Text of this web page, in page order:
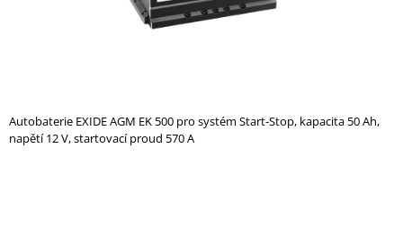
Autobaterie EXIDE AGM EK 500 pro systém Start-Stop, kapacita 50 Ah,
napětí 12 V, startovací proud 570 A